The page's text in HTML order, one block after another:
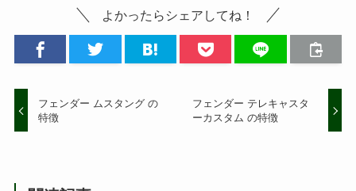
よかったらシェアしてね！
フェンダー ムスタング の
特徴
フェンダー テレキャスタ
ーカスタム の特徴